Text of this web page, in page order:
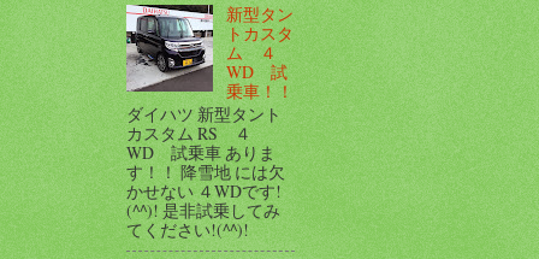
新型タン
トカスタ
ム ４
WD 試
乗車！！
ダイハツ 新型タント
カスタム RS ４
WD 試乗車 ありま
す！！ 降雪地 には欠
かせない ４WDです!
(^^)! 是非試乗してみ
てください!(^^)!